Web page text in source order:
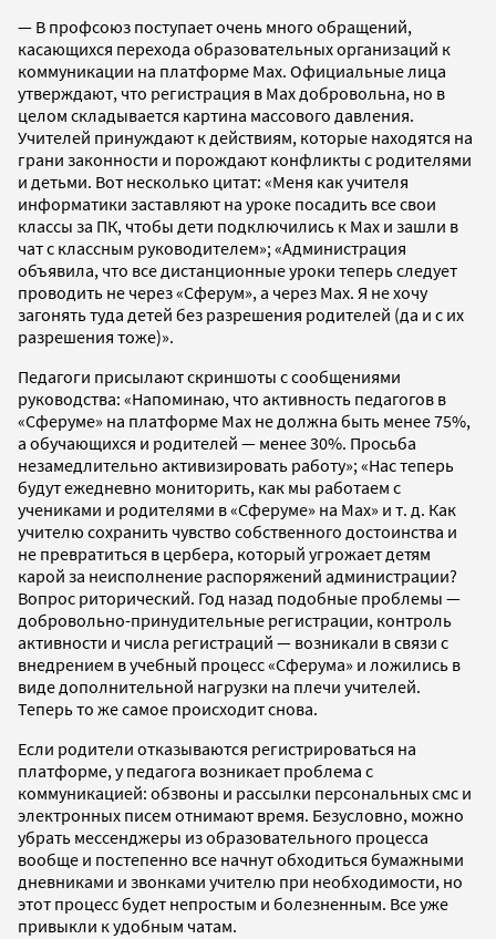
— В профсоюз поступает очень много обращений,
касающихся перехода образовательных организаций к
коммуникации на платформе Max. Официальные лица
утверждают, что регистрация в Max добровольна, но в
целом складывается картина массового давления.
Учителей принуждают к действиям, которые находятся на
грани законности и порождают конфликты с родителями
и детьми. Вот несколько цитат: «Меня как учителя
информатики заставляют на уроке посадить все свои
классы за ПК, чтобы дети подключились к Мах и зашли в
чат с классным руководителем»; «Администрация
объявила, что все дистанционные уроки теперь следует
проводить не через «Сферум», а через Мах. Я не хочу
загонять туда детей без разрешения родителей (да и с их
разрешения тоже)».
Педагоги присылают скриншоты с сообщениями
руководства: «Напоминаю, что активность педагогов в
«Сферуме» на платформе Max не должна быть менее 75%,
а обучающихся и родителей — менее 30%. Просьба
незамедлительно активизировать работу»; «Нас теперь
будут ежедневно мониторить, как мы работаем с
учениками и родителями в «Сферуме» на Max» и т. д. Как
учителю сохранить чувство собственного достоинства и
не превратиться в цербера, который угрожает детям
карой за неисполнение распоряжений администрации?
Вопрос риторический. Год назад подобные проблемы —
добровольно-принудительные регистрации, контроль
активности и числа регистраций — возникали в связи с
внедрением в учебный процесс «Сферума» и ложились в
виде дополнительной нагрузки на плечи учителей.
Теперь то же самое происходит снова.
Если родители отказываются регистрироваться на
платформе, у педагога возникает проблема с
коммуникацией: обзвоны и рассылки персональных смс и
электронных писем отнимают время. Безусловно, можно
убрать мессенджеры из образовательного процесса
вообще и постепенно все начнут обходиться бумажными
дневниками и звонками учителю при необходимости, но
этот процесс будет непростым и болезненным. Все уже
привыкли к удобным чатам.